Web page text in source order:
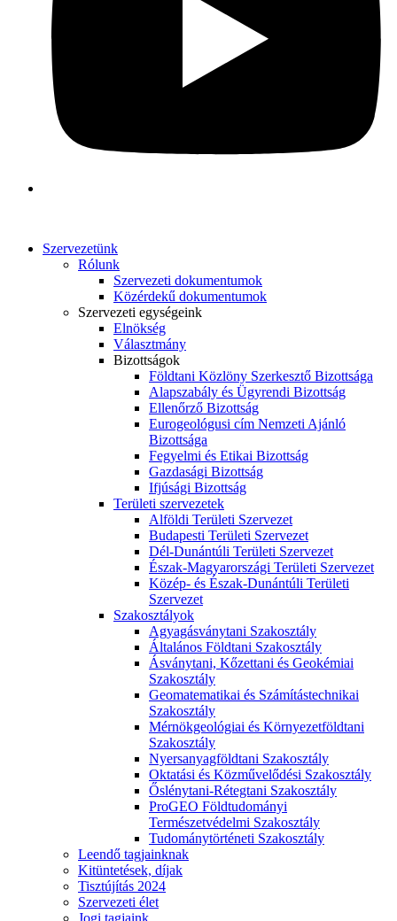
Szervezetünk
Rólunk
Szervezeti dokumentumok
Közérdekű dokumentumok
Szervezeti egységeink
Elnökség
Választmány
Bizottságok
Földtani Közlöny Szerkesztő Bizottsága
Alapszabály és Ügyrendi Bizottság
Ellenőrző Bizottság
Eurogeológusi cím Nemzeti Ajánló
Bizottsága
Fegyelmi és Etikai Bizottság
Gazdasági Bizottság
Ifjúsági Bizottság
Területi szervezetek
Alföldi Területi Szervezet
Budapesti Területi Szervezet
Dél-Dunántúli Területi Szervezet
Észak-Magyarországi Területi Szervezet
Közép- és Észak-Dunántúli Területi
Szervezet
Szakosztályok
Agyagásványtani Szakosztály
Általános Földtani Szakosztály
Ásványtani, Kőzettani és Geokémiai
Szakosztály
Geomatematikai és Számítástechnikai
Szakosztály
Mérnökgeológiai és Környezetföldtani
Szakosztály
Nyersanyagföldtani Szakosztály
Oktatási és Közművelődési Szakosztály
Őslénytani-Rétegtani Szakosztály
ProGEO Földtudományi
Természetvédelmi Szakosztály
Tudománytörténeti Szakosztály
Leendő tagjainknak
Kitüntetések, díjak
Tisztújítás 2024
Szervezeti élet
Jogi tagjaink